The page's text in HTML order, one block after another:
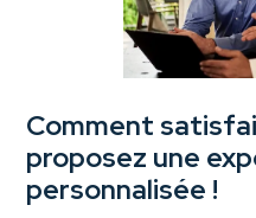
Comment
proposez une
personnalisée !